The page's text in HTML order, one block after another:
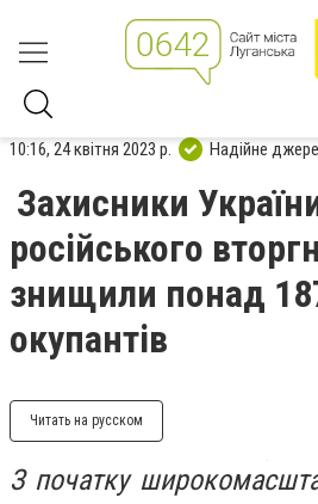
10:16, 24 квітня 2023 р. Надійне
Захисники
російського
знищили понад
окупантів
Читать на русском
З початку